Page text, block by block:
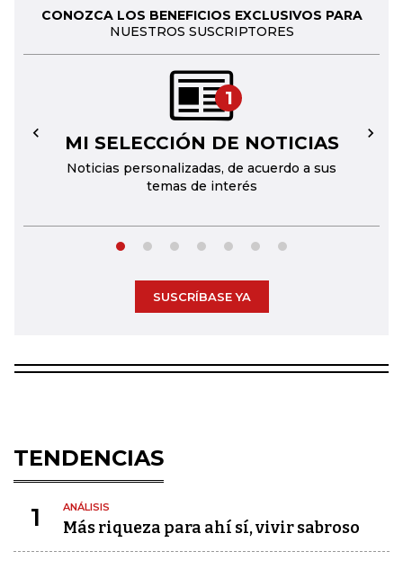
CONOZCA LOS BENEFICIOS EXCLUSIVOS PARA
NUESTROS SUSCRIPTORES
1
MI SELECCIÓN DE NOTICIAS
Noticias personalizadas, de acuerdo a sus
temas de interés
← →
SUSCRÍBASE YA
TENDENCIAS
1 ANÁLISIS
Más riqueza para ahí sí, vivir sabroso